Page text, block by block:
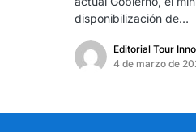
disponibilización de…
Editorial Tour
4 de marzo de